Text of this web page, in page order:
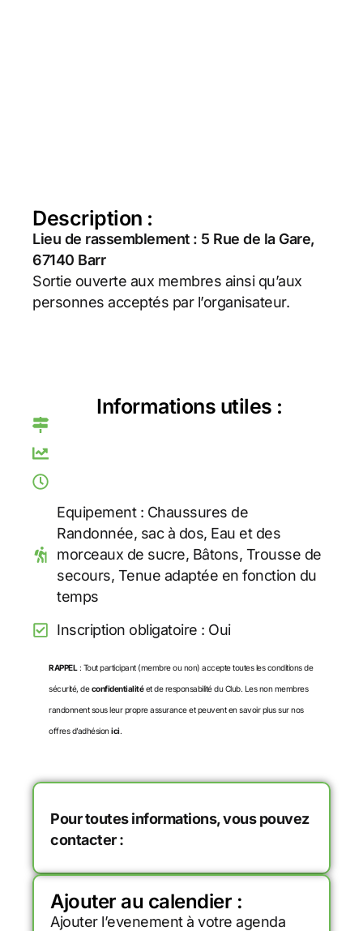
Description :
Lieu de rassemblement : 5 Rue de la Gare,
67140 Barr
Sortie ouverte aux membres ainsi qu’aux
personnes acceptés par l’organisateur.
Informations utiles :
Equipement : Chaussures de
Randonnée, sac à dos, Eau et des
morceaux de sucre, Bâtons, Trousse de
secours, Tenue adaptée en fonction du
temps
Inscription obligatoire : Oui
RAPPEL : Tout participant (membre ou non) accepte toutes les conditions de
sécurité, deconfidentialitéet de responsabilité du Club. Les non membres
randonnent sous leur propre assurance et peuvent en savoir plus sur nos
offres d’adhésionici.
Pour toutes informations, vous pouvez
contacter :
Ajouter au calendier :
Ajouter l’evenement à votre agenda